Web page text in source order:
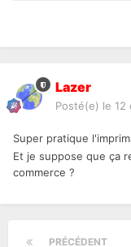
Lazer
Posté(e) le 12
Super pratique
Et je suppose que ça
commerce ?
PRÉCÉDENT